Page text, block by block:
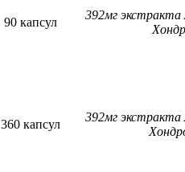
90 капсул
392мг экстракта
360 капсул
392мг экстракта